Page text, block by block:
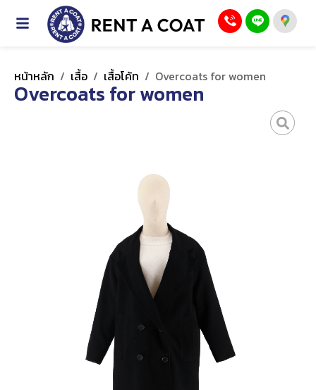
หน้าหลัก / เสื้อ / เสื้อโค้ท / Overcoats for women
Overcoats for women